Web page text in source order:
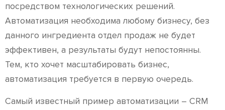
посредством технологических решений.
Автоматизация необходима любому бизнесу, без
данного ингредиента отдел продаж не будет
эффективен, а результаты будут непостоянны.
Тем, кто хочет масштабировать бизнес,
автоматизация требуется в первую очередь.
Самый известный пример автоматизации – CRM